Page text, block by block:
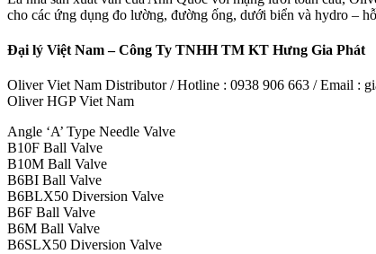
cho các ứng dụng đo lường, đường ống, dưới biển và hydro –
Đại lý Việt Nam – Công Ty TNHH TM KT Hưng Gia Phát
Oliver Viet Nam Distributor / Hotline : 0938 906 663 / Email :
Oliver HGP Viet Nam
Angle ‘A’ Type Needle Valve
B10F Ball Valve
B10M Ball Valve
B6BI Ball Valve
B6BLX50 Diversion Valve
B6F Ball Valve
B6M Ball Valve
B6SLX50 Diversion Valve